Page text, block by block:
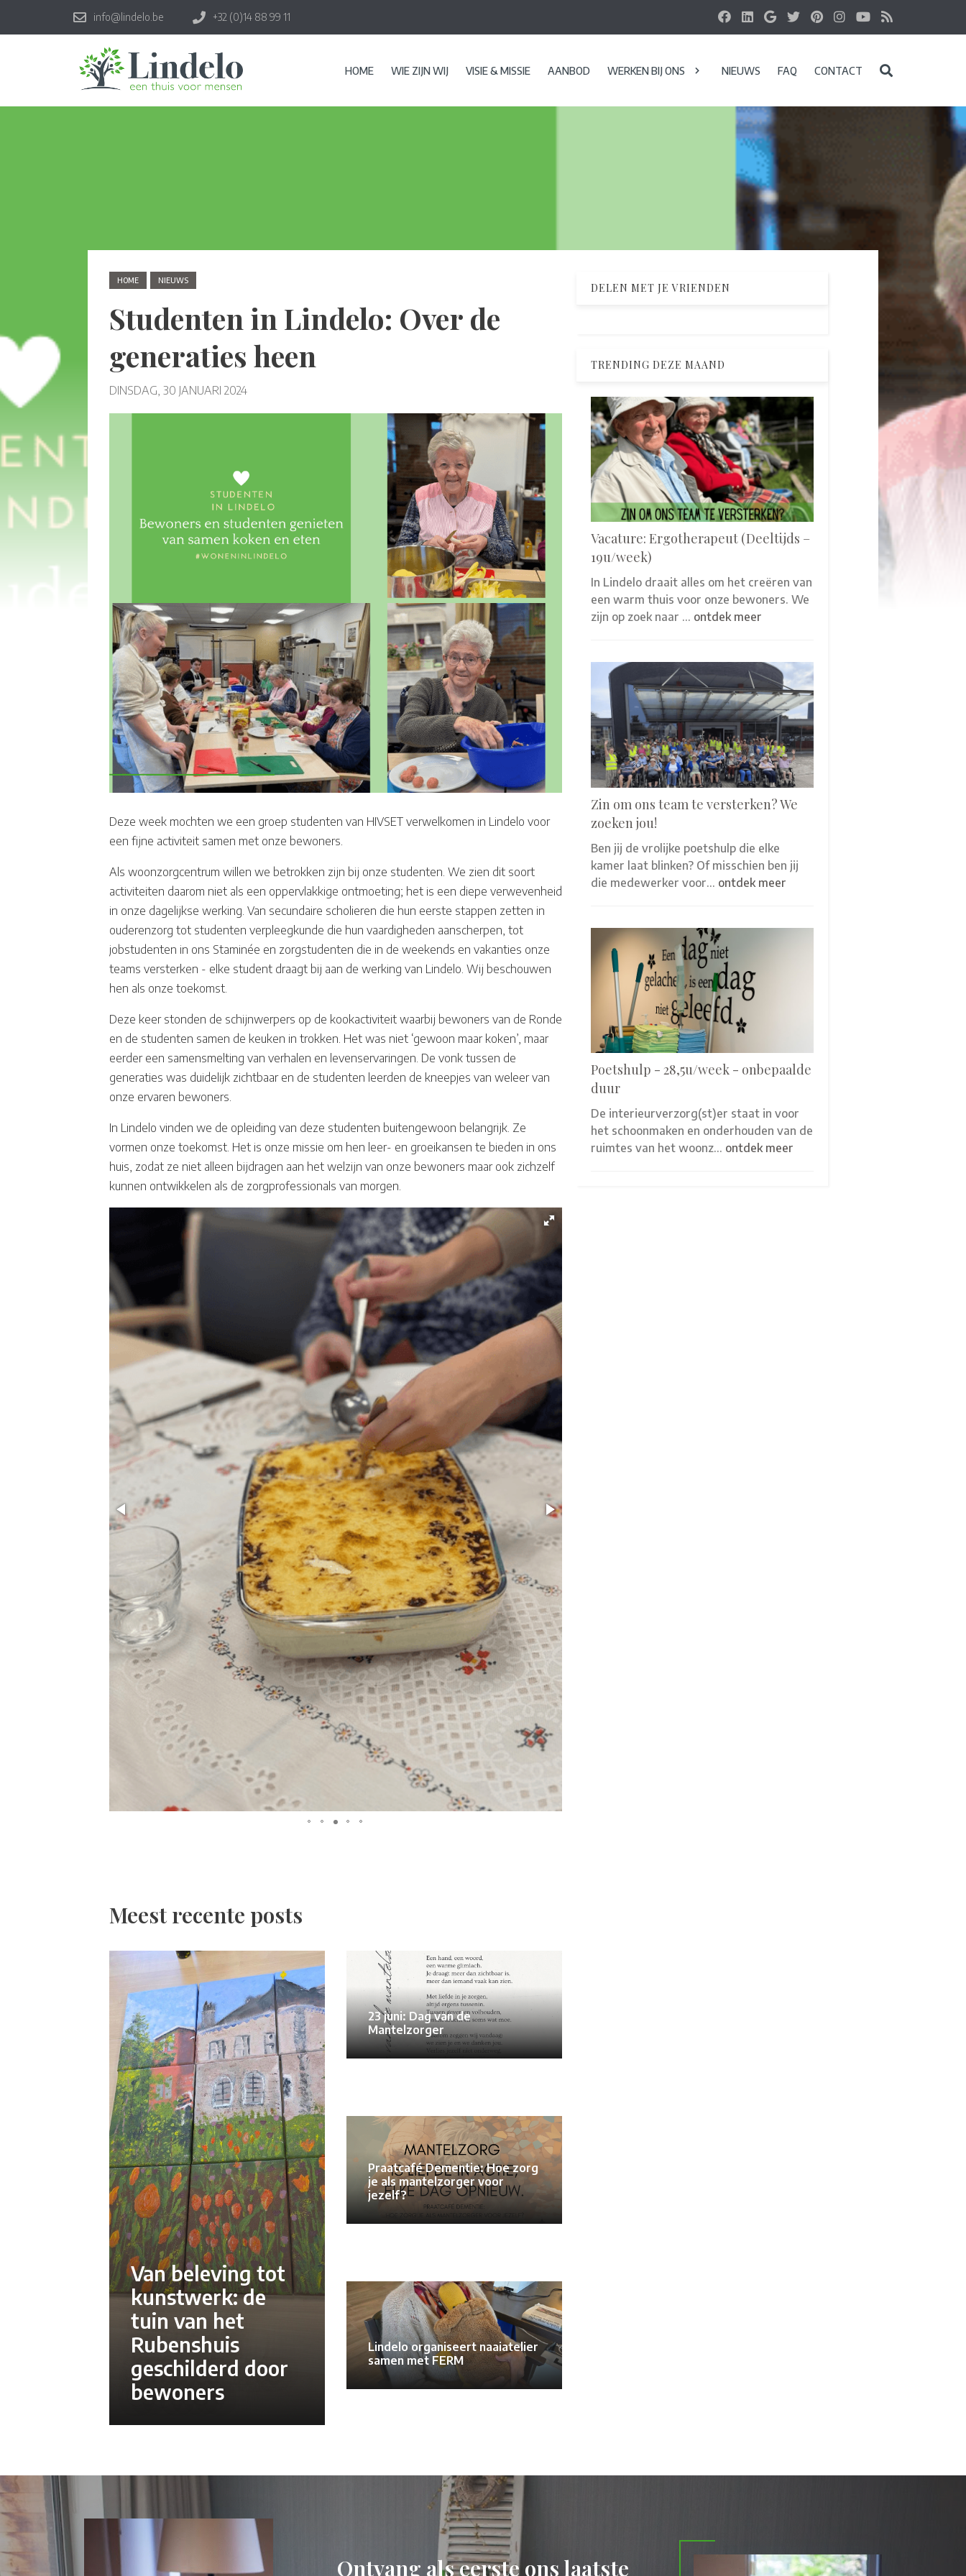
info@lindelo.be +32 (0)14 88 99 11
HOME WIE ZIJN WIJ VISIE & MISSIE AANBOD WERKEN BIJ ONS NIEUWS FAQ CONTACT
HOME NIEUWS
Studenten in Lindelo: Over de
generaties heen
DINSDAG, 30 JANUARI 2024
Deze week mochten we een groep studenten van HIVSET verwelkomen in Lindelo voor
een fijne activiteit samen met onze bewoners.
Als woonzorgcentrum willen we betrokken zijn bij onze studenten. We zien dit soort
activiteiten daarom niet als een oppervlakkige ontmoeting; het is een diepe verwevenheid
in onze dagelijkse werking. Van secundaire scholieren die hun eerste stappen zetten in
ouderenzorg tot studenten verpleegkunde die hun vaardigheden aanscherpen, tot
jobstudenten in ons Staminée en zorgstudenten die in de weekends en vakanties onze
teams versterken - elke student draagt bij aan de werking van Lindelo. Wij beschouwen
hen als onze toekomst.
Deze keer stonden de schijnwerpers op de kookactiviteit waarbij bewoners van de Ronde
en de studenten samen de keuken in trokken. Het was niet ‘gewoon maar koken’, maar
eerder een samensmelting van verhalen en levenservaringen. De vonk tussen de
generaties was duidelijk zichtbaar en de studenten leerden de kneepjes van weleer van
onze ervaren bewoners.
In Lindelo vinden we de opleiding van deze studenten buitengewoon belangrijk. Ze
vormen onze toekomst. Het is onze missie om hen leer- en groeikansen te bieden in ons
huis, zodat ze niet alleen bijdragen aan het welzijn van onze bewoners maar ook zichzelf
kunnen ontwikkelen als de zorgprofessionals van morgen.
Meest recente posts
Van beleving tot
kunstwerk: de
tuin van het
Rubenshuis
geschilderd door
bewoners
23 juni: Dag van de
Mantelzorger
Praatcafé Dementie: Hoe zorg
je als mantelzorger voor
jezelf?
Lindelo organiseert naaiatelier
samen met FERM
DELEN MET JE VRIENDEN
TRENDING DEZE MAAND
Vacature: Ergotherapeut (Deeltijds –
19u/week)
In Lindelo draait alles om het creëren van
een warm thuis voor onze bewoners. We
zijn op zoek naar … ontdek meer
Zin om ons team te versterken? We
zoeken jou!
Ben jij de vrolijke poetshulp die elke
kamer laat blinken? Of misschien ben jij
die medewerker voor… ontdek meer
Poetshulp - 28,5u/week - onbepaalde
duur
De interieurverzorg(st)er staat in voor
het schoonmaken en onderhouden van de
ruimtes van het woonz… ontdek meer
Ontvang als eerste ons laatste